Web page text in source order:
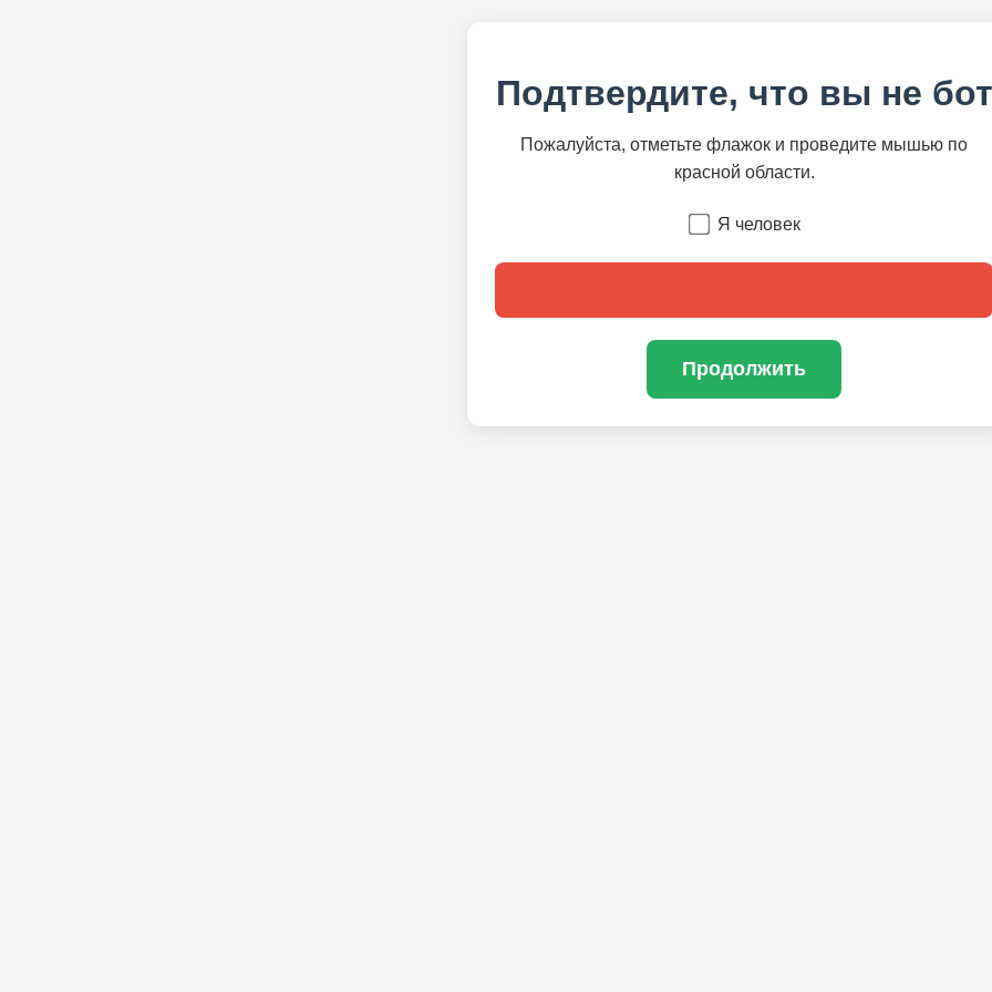
Подтвердите, что вы не бот
Пожалуйста, отметьте флажок и проведите мышью по
красной области.
Я человек
Продолжить